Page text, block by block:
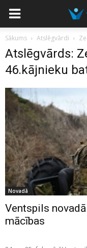
Sākums Atslēgvārdi
Atslēgvārds:
46.kājnieku
Novadā
Ventspils
mācības